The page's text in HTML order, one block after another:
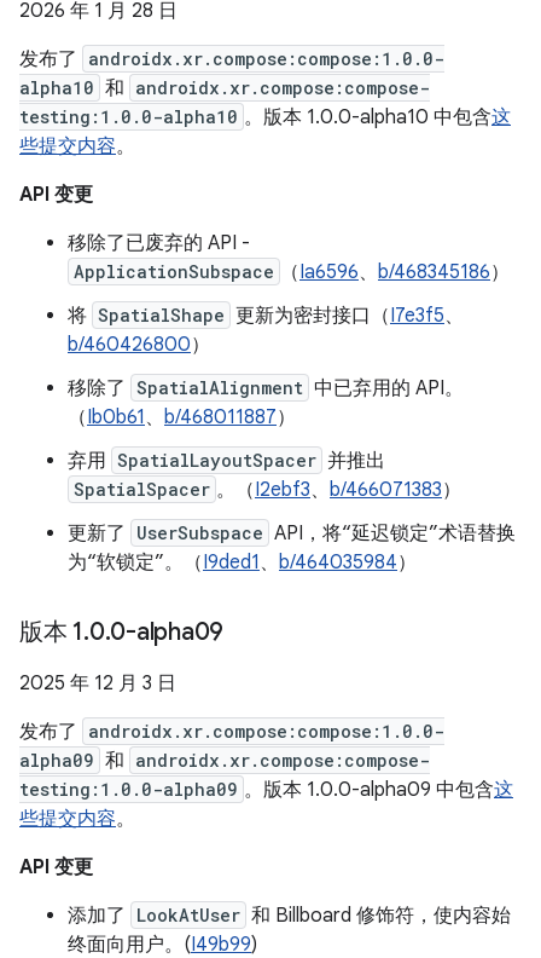
2026 年 1 月 28 日
发布了
androidx.xr.compose:compose:1.0.0-
alpha10 和 androidx.xr.compose:compose-
testing:1.0.0-alpha10 。版本 1.0.0-alpha10 中包含这
些提交内容。
API 变更
移除了已废弃的 API -
ApplicationSubspace （Ia6596、 b/468345186）
将 SpatialShape 更新为密封接口（I7e3f5、
b/460426800）
移除了 SpatialAlignment 中已弃用的 API。
（Ib0b61 、 b/468011887）
弃用 SpatialLayoutSpacer 并推出
SpatialSpacer 。（I2ebf3、 b/466071383）
更新了
UserSubspace API，将“延迟锁定”术语替换
为“软锁定”。（I9ded1 、 b/464035984）
版本 1.0.0-alpha09
2025 年 12 月 3 日
发布了
androidx.xr.compose:compose:1.0.0-
alpha09 和 androidx.xr.compose:compose-
testing:1.0.0-alpha09 。版本 1.0.0-alpha09 中包含这
些提交内容。
API 变更
添加了
LookAtUser 和 Billboard 修饰符，使内容始
终面向用户。(I49b99)